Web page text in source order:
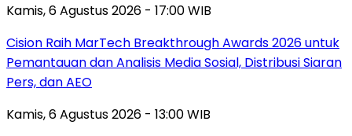
Kamis, 6 Agustus 2026 - 17:00 WIB
Cision Raih MarTech Breakthrough Awards 2026 untuk
Pemantauan dan Analisis Media Sosial, Distribusi Siaran
Pers, dan AEO
Kamis, 6 Agustus 2026 - 13:00 WIB